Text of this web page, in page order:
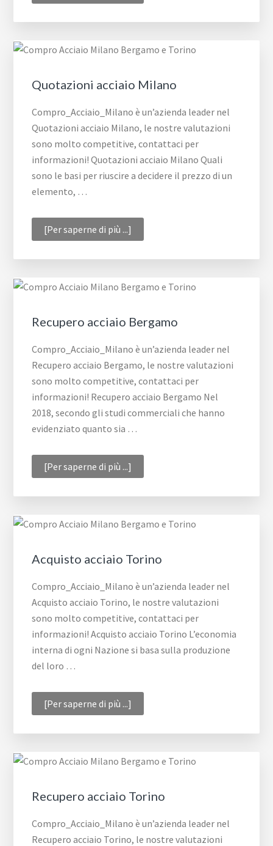
acciaio
Bergamo
Quotazioni acciaio Milano
Compro_Acciaio_Milano è un’azienda leader nel
Quotazioni acciaio Milano, le nostre valutazioni
sono molto competitive, contattaci per
informazioni! Quotazioni acciaio Milano Quali
sono le basi per riuscire a decidere il prezzo di un
elemento, …
[Per saperne di più ...]
acciaio
Milano
Recupero acciaio Bergamo
Compro_Acciaio_Milano è un’azienda leader nel
Recupero acciaio Bergamo, le nostre valutazioni
sono molto competitive, contattaci per
informazioni! Recupero acciaio Bergamo Nel
2018, secondo gli studi commerciali che hanno
evidenziato quanto sia …
[Per saperne di più ...]
acciaio
Bergamo
Acquisto acciaio Torino
Compro_Acciaio_Milano è un’azienda leader nel
Acquisto acciaio Torino, le nostre valutazioni
sono molto competitive, contattaci per
informazioni! Acquisto acciaio Torino L’economia
interna di ogni Nazione si basa sulla produzione
del loro …
[Per saperne di più ...]
acciaio
Torino
Recupero acciaio Torino
Compro_Acciaio_Milano è un’azienda leader nel
Recupero acciaio Torino, le nostre valutazioni